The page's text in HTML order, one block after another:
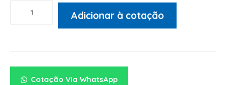
Adicionar à cotação
Cotação Via WhatsApp